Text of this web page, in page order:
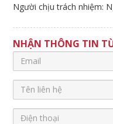
Người chịu trách nhiệm:
NHẬN THÔNG TIN